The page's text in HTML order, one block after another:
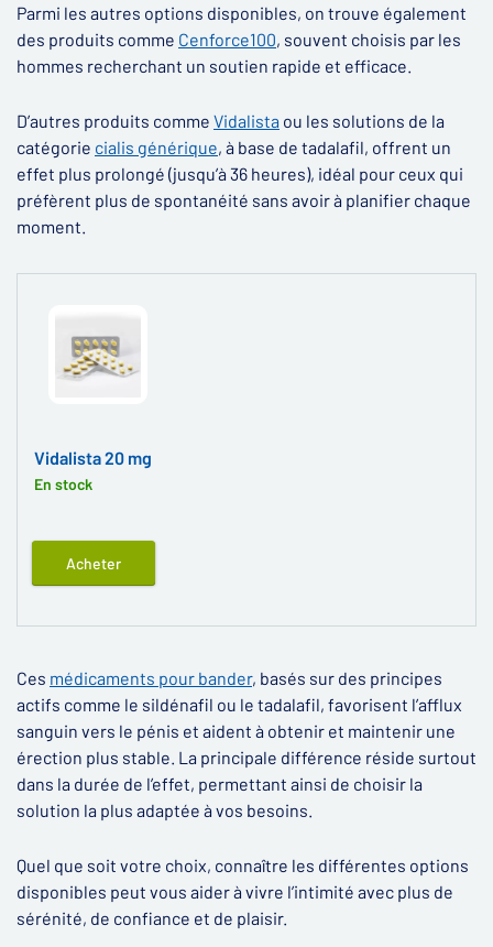
Parmi les autres options disponibles, on trouve également
des produits comme Cenforce100, souvent choisis par les
hommes recherchant un soutien rapide et efficace.
D’autres produits comme Vidalista ou les solutions de la
catégorie cialis générique, à base de tadalafil, offrent un
effet plus prolongé (jusqu’à 36 heures), idéal pour ceux qui
préfèrent plus de spontanéité sans avoir à planifier chaque
moment.
Vidalista 20 mg
En stock
Acheter
Ces médicaments pour bander, basés sur des principes
actifs comme le sildénafil ou le tadalafil, favorisent l’afflux
sanguin vers le pénis et aident à obtenir et maintenir une
érection plus stable. La principale différence réside surtout
dans la durée de l’effet, permettant ainsi de choisir la
solution la plus adaptée à vos besoins.
Quel que soit votre choix, connaître les différentes options
disponibles peut vous aider à vivre l’intimité avec plus de
sérénité, de confiance et de plaisir.